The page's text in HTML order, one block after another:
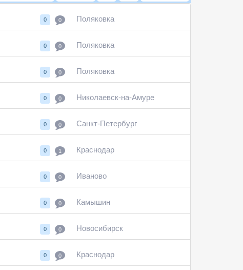
0 0 Поляковка
0 0 Поляковка
0 0 Поляковка
0 0 Николаевск-на-Амуре
0 0 Санкт-Петербург
0 1 Краснодар
0 0 Иваново
0 0 Камышин
0 0 Новосибирск
0 0 Краснодар